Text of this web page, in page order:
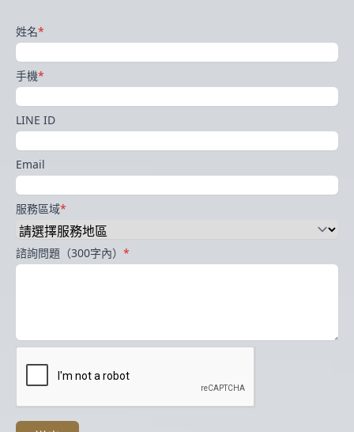
姓名*
手機*
LINE ID
Email
服務區域*
諮詢問題（300字內） *